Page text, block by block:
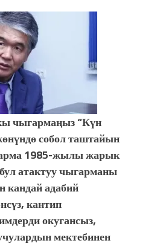
чыгармаңыз “Күн
собол таштайын
1985-жылы жарык
атактуу чыгарманы
кандай адабий
кантип
окугансыз,
мектебинен